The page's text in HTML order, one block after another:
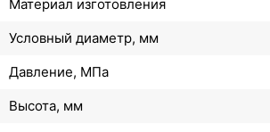
Материал изготовления
Условный диаметр, мм
Давление, МПа
Высота, мм